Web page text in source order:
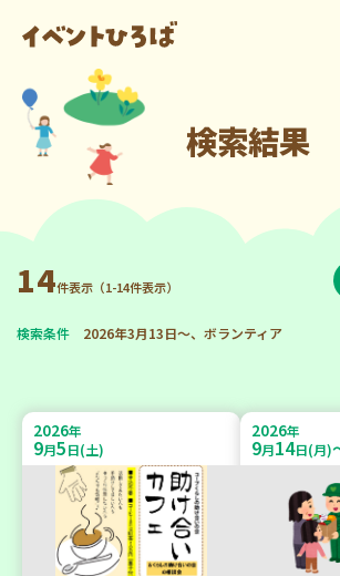
検索結果
14件表示（1-14件表示）
検索条件 2026年3月13日～、ボランティア
2026年
9月5日(土)
2026年
9月14日(月)